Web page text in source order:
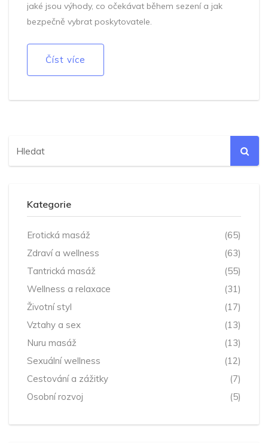
jaké jsou výhody, co očekávat během sezení a jak
bezpečně vybrat poskytovatele.
Číst více
Kategorie
Erotická masáž
(65)
Zdraví a wellness
(63)
Tantrická masáž
(55)
Wellness a relaxace
(31)
Životní styl
(17)
Vztahy a sex
(13)
Nuru masáž
(13)
Sexuální wellness
(12)
Cestování a zážitky
(7)
Osobní rozvoj
(5)